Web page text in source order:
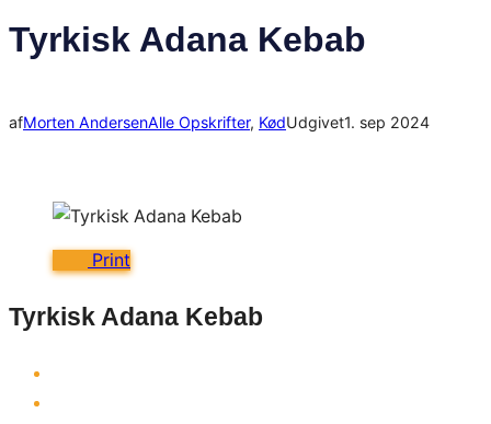
Tyrkisk Adana Kebab
afMorten AndersenAlle Opskrifter, KødUdgivet1. sep 2024
Print
Tyrkisk Adana Kebab